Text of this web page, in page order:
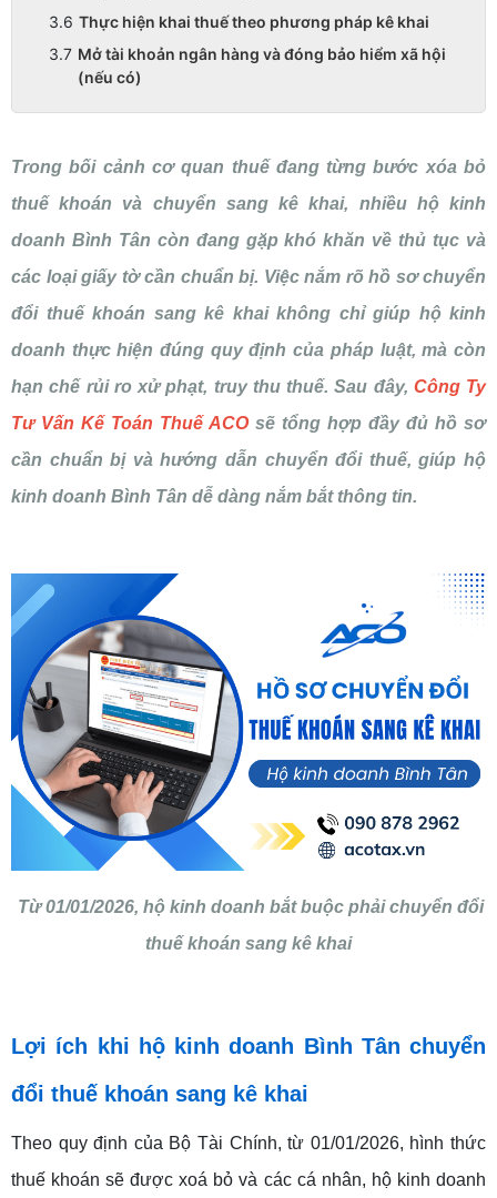
Thực hiện khai thuế theo phương pháp kê khai
Mở tài khoản ngân hàng và đóng bảo hiểm xã hội
(nếu có)
Trong bối cảnh cơ quan thuế đang từng bước xóa bỏ
thuế khoán và chuyển sang kê khai, nhiều hộ kinh
doanh Bình Tân còn đang gặp khó khăn về thủ tục và
các loại giấy tờ cần chuẩn bị. Việc nắm rõ hồ sơ chuyển
đổi thuế khoán sang kê khai không chỉ giúp hộ kinh
doanh thực hiện đúng quy định của pháp luật, mà còn
hạn chế rủi ro xử phạt, truy thu thuế. Sau đây, Công Ty
Tư Vấn Kế Toán Thuế ACOsẽ tổng hợp đầy đủ hồ sơ
cần chuẩn bị và hướng dẫn chuyển đổi thuế, giúp hộ
kinh doanh Bình Tân dễ dàng nắm bắt thông tin.
Từ 01/01/2026, hộ kinh doanh bắt buộc phải chuyển đổi
thuế khoán sang kê khai
Lợi ích khi hộ kinh doanh Bình Tân chuyển
đổi thuế khoán sang kê khai
Theo quy định của Bộ Tài Chính, từ 01/01/2026, hình thức
thuế khoán sẽ được xoá bỏ và các cá nhân, hộ kinh doanh